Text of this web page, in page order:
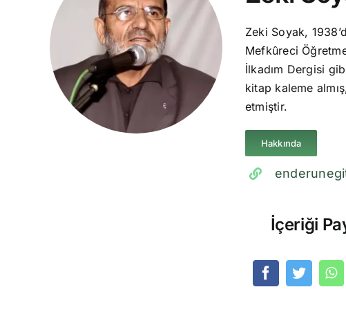
Zeki Soyak,
Mefkûreci
İlkadım Dergisi
kitap kaleme
etmiştir.
Hakkında
İçeriği